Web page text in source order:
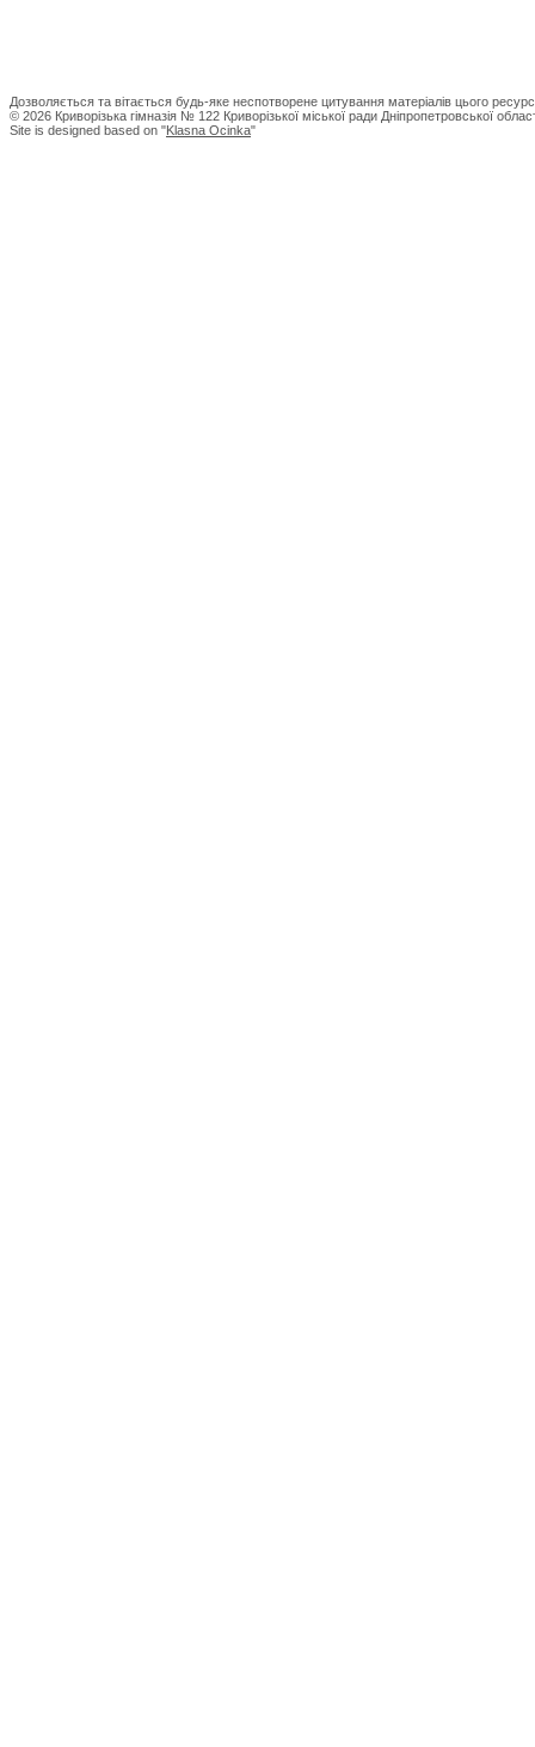
Дозволяється та вітається будь-яке неспотворене цитування матеріалів цього
© 2026 Криворізька гімназія № 122 Криворізької міської ради Дніпропетровської
Site is designed based on "Klasna Ocinka"